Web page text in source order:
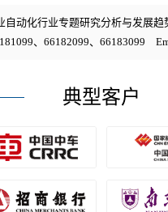
自动化行业专题研究分析与发展
、66182099、66183099
典型客户